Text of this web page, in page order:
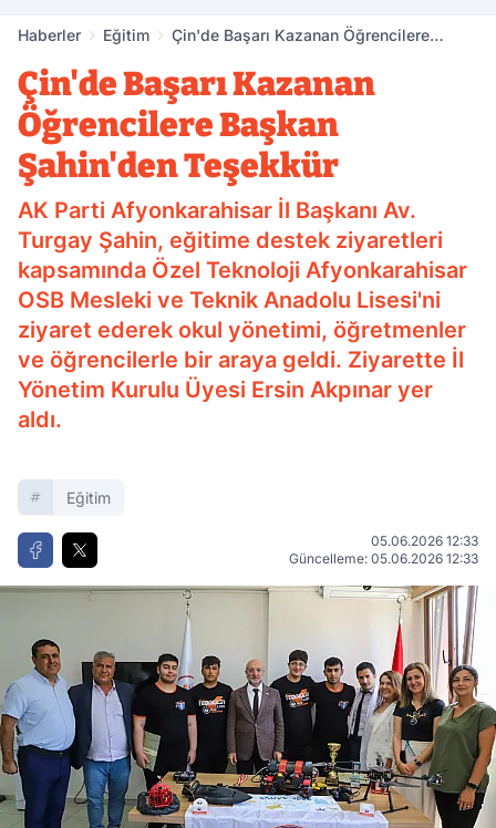
Haberler Eğitim
Çin'de Başarı Kazanan Öğrencilere
Çin'de Başarı Kazanan
Öğrencilere Başkan
Şahin'den Teşekkür
AK Parti Afyonkarahisar İl Başkanı Av.
Turgay Şahin, eğitime destek ziyaretleri
kapsamında Özel Teknoloji Afyonkarahisar
OSB Mesleki ve Teknik Anadolu Lisesi'ni
ziyaret ederek okul yönetimi, öğretmenler
ve öğrencilerle bir araya geldi. Ziyarette İl
Yönetim Kurulu Üyesi Ersin Akpınar yer
aldı.
Eğitim
05.06.2026 12:33
Güncelleme: 05.06.2026 12:33